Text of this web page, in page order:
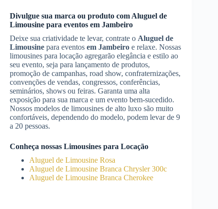
Divulgue sua marca ou produto com Aluguel de
Limousine para eventos em Jambeiro
Deixe sua criatividade te levar, contrate o Aluguel de
Limousine para eventos em Jambeiro e relaxe. Nossas
limousines para locação agregarão elegância e estilo ao
seu evento, seja para lançamento de produtos,
promoção de campanhas, road show, confraternizações,
convenções de vendas, congressos, conferências,
seminários, shows ou feiras. Garanta uma alta
exposição para sua marca e um evento bem-sucedido.
Nossos modelos de limousines de alto luxo são muito
confortáveis, dependendo do modelo, podem levar de 9
a 20 pessoas.
Conheça nossas Limousines para Locação
Aluguel de Limousine Rosa
Aluguel de Limousine Branca Chrysler 300c
Aluguel de Limousine Branca Cherokee